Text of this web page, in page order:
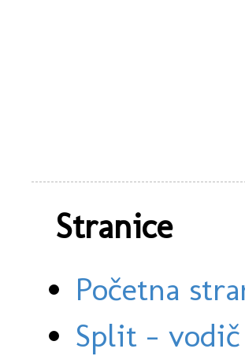
Stranice
Početna
Split -